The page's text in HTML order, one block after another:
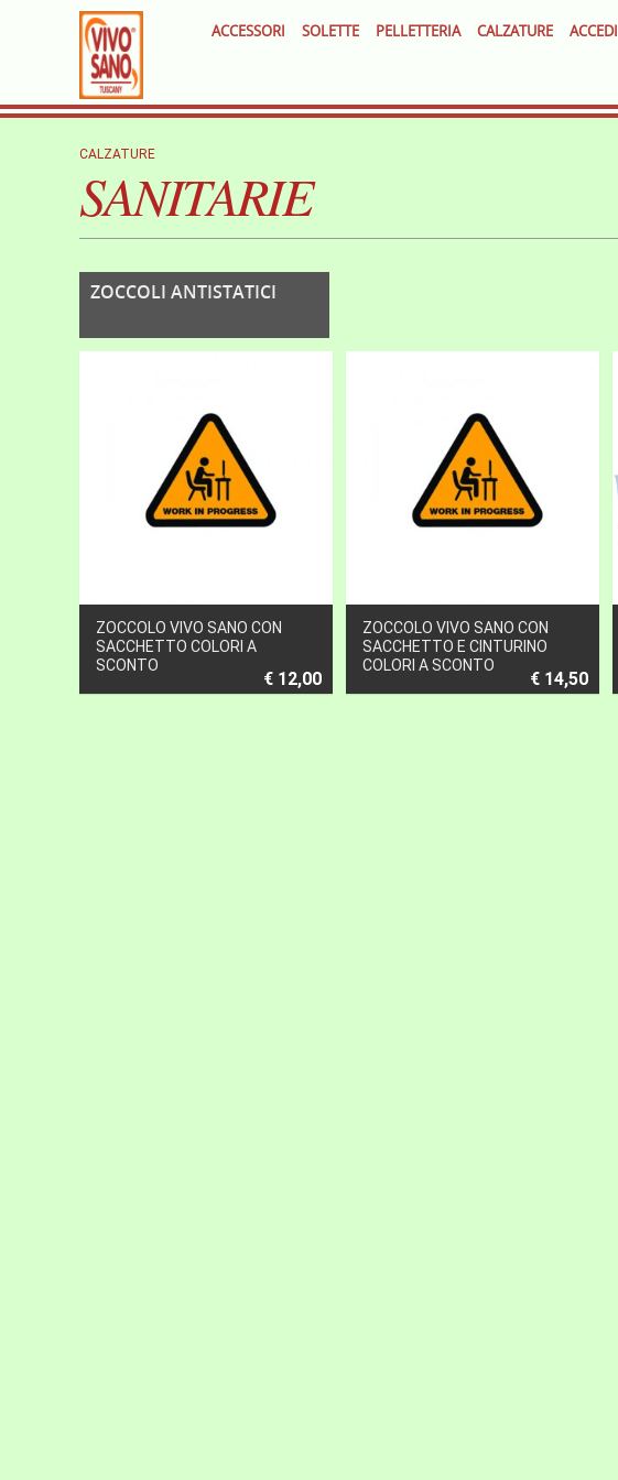
ACCESSORI SOLETTE PELLETTERIA CALZATURE ACCEDI
CALZATURE
SANITARIE
ZOCCOLI ANTISTATICI
ZOCCOLO VIVO SANO CON
SACCHETTO COLORI A
SCONTO
€ 12,00
ZOCCOLO VIVO SANO CON
SACCHETTO E CINTURINO
COLORI A SCONTO
€ 14,50